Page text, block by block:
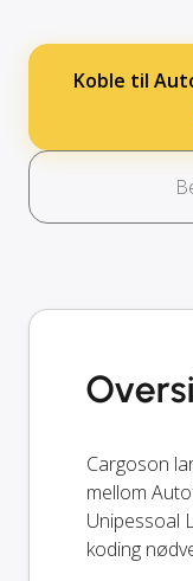
Koble til
Cargoson
mellom
Unipessoal
koding